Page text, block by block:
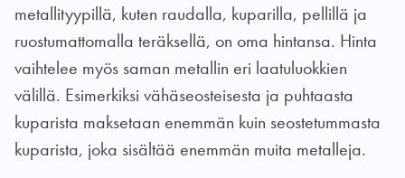
metallityypillä, kuten raudalla, kuparilla, pellillä ja
ruostumattomalla teräksellä, on oma hintansa. Hinta
vaihtelee myös saman metallin eri laatuluokkien
välillä. Esimerkiksi vähäseosteisesta ja puhtaasta
kuparista maksetaan enemmän kuin seostetummasta
kuparista, joka sisältää enemmän muita metalleja.